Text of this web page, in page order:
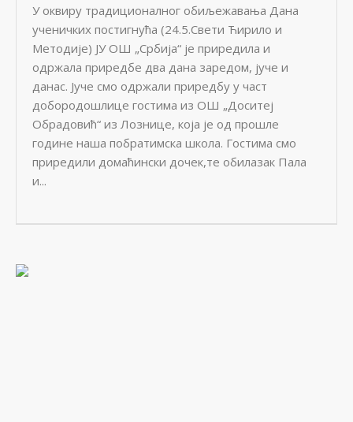
У оквиру традиционалног обиљежавања Дана
ученичких постигнућа (24.5.Свети Ћирило и
Методије) ЈУ ОШ „Србија“ је приредила и
одржала приредбе два дана заредом, јуче и
данас. Јуче смо одржали приредбу у част
добородошлице гостима из ОШ „Доситеј
Обрадовић“ из Лознице, која је од прошле
године наша побратимска школа. Гостима смо
приредили домаћински дочек,те обилазак Пала
и...